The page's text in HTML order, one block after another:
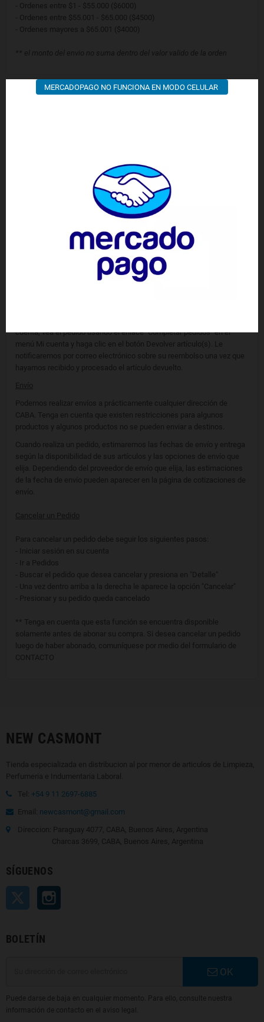
- Ordenes entre $1 - $55.000 ($6000)
- Ordenes entre $55.001 - $65.000 ($4500)
- Ordenes mayores a $65.001 ($4000)
** el monto del envio no suma dentro del valor valido de la orden
los 15 días posteriores a la entrega para obtener un reembolso
completo. También pagaremos los costos de envío de devolución si la
devolución es resultado de nuestro error (recibió un artículo incorrecto
Debe esperar recibir su reembolso dentro de las cuatro semanas
posteriores a la entrega de su paquete al remitente de devolución; sin
embargo, en muchos casos recibirá un reembolso más rápidamente.
Este período de tiempo incluye el tiempo de tránsito para que
recibamos su devolución del remitente (de 5 a 10 días hábiles), el
tiempo que nos lleva procesar su devolución una vez que la recibimos
cuenta, vea el pedido usando el enlace "Completar pedidos" en el
menú Mi cuenta y haga clic en el botón Devolver artículo(s). Le
notificaremos por correo electrónico sobre su reembolso una vez que
hayamos recibido y procesado el artículo devuelto.
Envío
Podemos realizar envíos a prácticamente cualquier dirección de
CABA. Tenga en cuenta que existen restricciones para algunos
productos y algunos productos no se pueden enviar a destinos.
Cuando realiza un pedido, estimaremos las fechas de envío y entrega
según la disponibilidad de sus artículos y las opciones de envío que
elija. Dependiendo del proveedor de envío que elija, las estimaciones
de la fecha de envío pueden aparecer en la página de cotizaciones de
envío.
Cancelar un Pedido
Para cancelar un pedido debe seguir los siguientes pasos:
- Iniciar sesión en su cuenta
- Ir a Pedidos
- Buscar el pedido que desea cancelar y presiona en "Detalle"
- Una vez dentro arriba a la derecha le aparece la opción "Cancelar"
- Presionar y su pedido queda cancelado
** Tenga en cuenta que esta función se encuentra disponible
solamente antes de abonar su compra. Si desea cancelar un pedido
luego de haber abonado, comuníquese por medio del formulario de
CONTACTO
NEW CASMONT
Tienda especializada en distribucion al por menor de articulos de Limpieza,
Perfumeria e Indumentaria Laboral.
Tel: +54 9 11 2697-6885
Email: newcasmont@gmail.com
Direccion: Paraguay 4077, CABA, Buenos Aires, Argentina
Charcas 3699, CABA, Buenos Aires, Argentina
SÍGUENOS
Twitter
BOLETÍN
OK
Puede darse de baja en cualquier momento. Para ello, consulte nuestra
información de contacto en el aviso legal.
MERCADOPAGO NO FUNCIONA EN MODO CELULAR